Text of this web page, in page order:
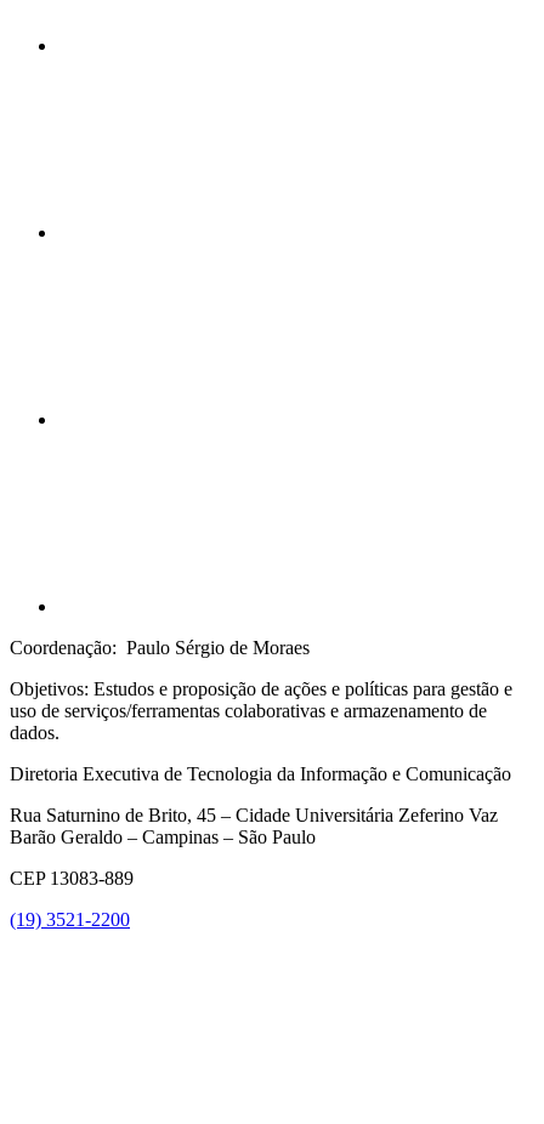
Coordenação: Paulo Sérgio de Moraes
Objetivos: Estudos e proposição de ações e políticas para gestão e
uso de serviços/ferramentas colaborativas e armazenamento de
dados.
Diretoria Executiva de Tecnologia da Informação e Comunicação
Rua Saturnino de Brito, 45 – Cidade Universitária Zeferino Vaz
Barão Geraldo – Campinas – São Paulo
CEP 13083-889
(19) 3521-2200